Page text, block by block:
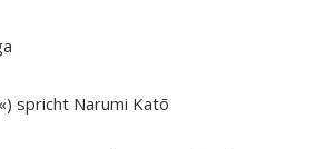
spricht Narumi Katō